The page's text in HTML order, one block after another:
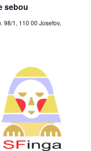
sebou
98/1, 110 00 Josefov,